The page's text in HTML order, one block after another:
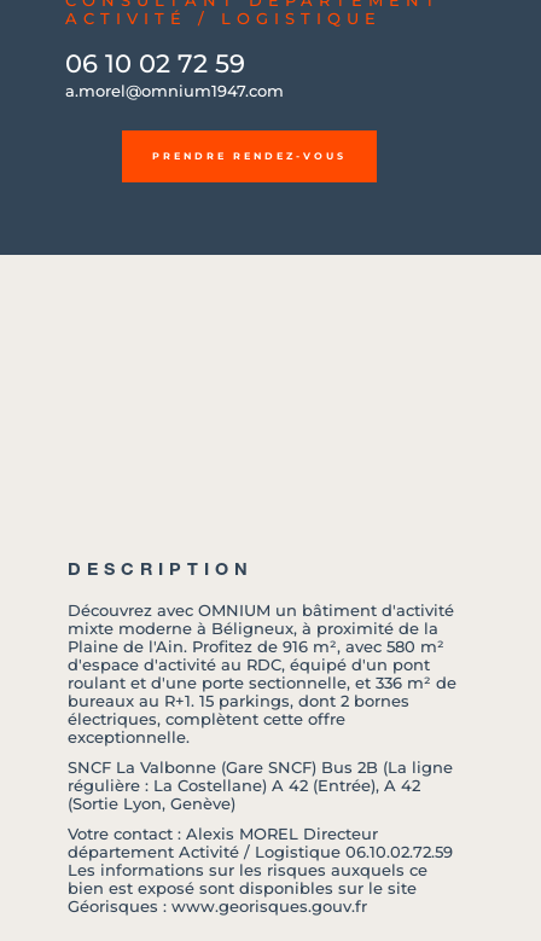
ACTIVITÉ / LOGISTIQUE
06 10 02 72 59
a.morel@omnium1947.com
PRENDRE RENDEZ-VOUS
DESCRIPTION
Découvrez avec OMNIUM un bâtiment d'activité
mixte moderne à Béligneux, à proximité de la
Plaine de l'Ain. Profitez de 916 m², avec 580 m²
d'espace d'activité au RDC, équipé d'un pont
roulant et d'une porte sectionnelle, et 336 m² de
bureaux au R+1. 15 parkings, dont 2 bornes
électriques, complètent cette offre
exceptionnelle.
SNCF La Valbonne (Gare SNCF) Bus 2B (La ligne
régulière : La Costellane) A 42 (Entrée), A 42
(Sortie Lyon, Genève)
Votre contact : Alexis MOREL Directeur
département Activité / Logistique 06.10.02.72.59
Les informations sur les risques auxquels ce
bien est exposé sont disponibles sur le site
Géorisques : www.georisques.gouv.fr